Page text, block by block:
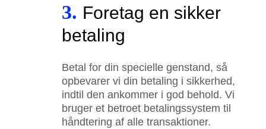
3. Foretag en sikker
betaling
Betal for din specielle genstand, så
opbevarer vi din betaling i sikkerhed,
indtil den ankommer i god behold. Vi
bruger et betroet betalingssystem til
håndtering af alle transaktioner.